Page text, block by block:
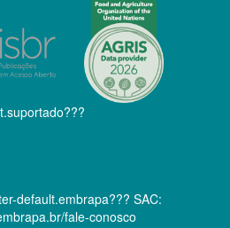
default.embrapa??? SAC:
fale-conosco